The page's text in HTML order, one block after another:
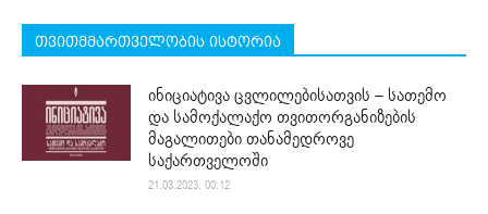
თვითმმართველობის ისტორია
ინიციატივა ცვლილებისათვის – სათემო
და სამოქალაქო თვითორგანიზების
მაგალითები თანამედროვე
საქართველოში
21.03.2023. 00:12